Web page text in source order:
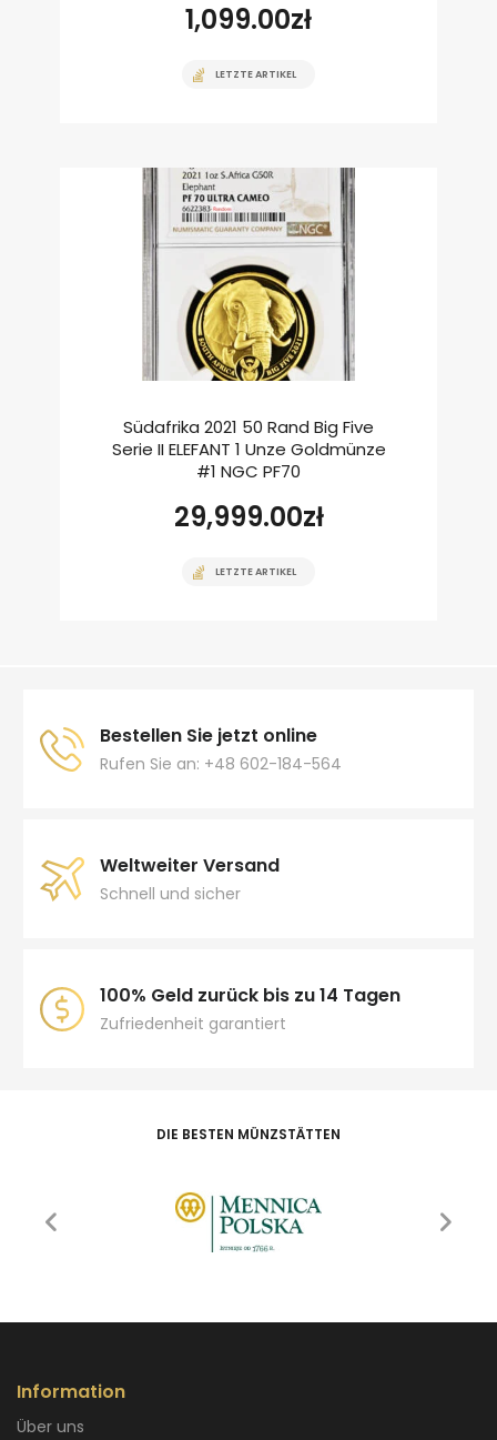
1,099.00zł
LETZTE ARTIKEL
Südafrika 2021 50 Rand Big Five
Serie II ELEFANT 1 Unze Goldmünze
#1 NGC PF70
29,999.00zł
LETZTE ARTIKEL
Bestellen Sie jetzt online
Rufen Sie an: +48 602-184-564
Weltweiter Versand
Schnell und sicher
100% Geld zurück bis zu 14 Tagen
Zufriedenheit garantiert
DIE BESTEN MÜNZSTÄTTEN
Information
Über uns